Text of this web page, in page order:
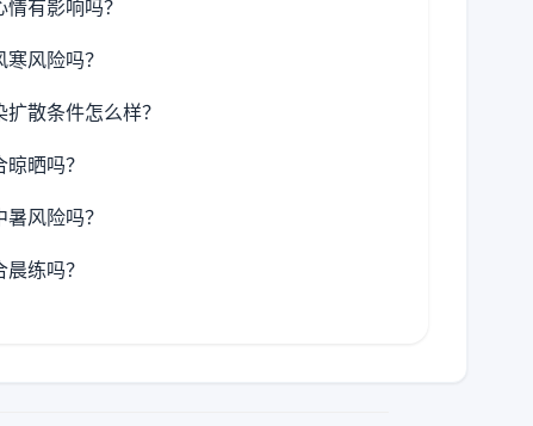
有影响吗？
风险吗？
散条件怎么样？
晒吗？
风险吗？
练吗？